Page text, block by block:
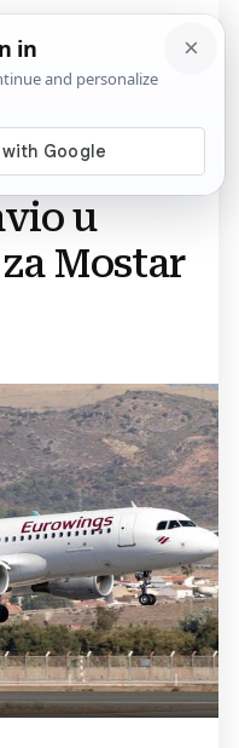
u
Mostar